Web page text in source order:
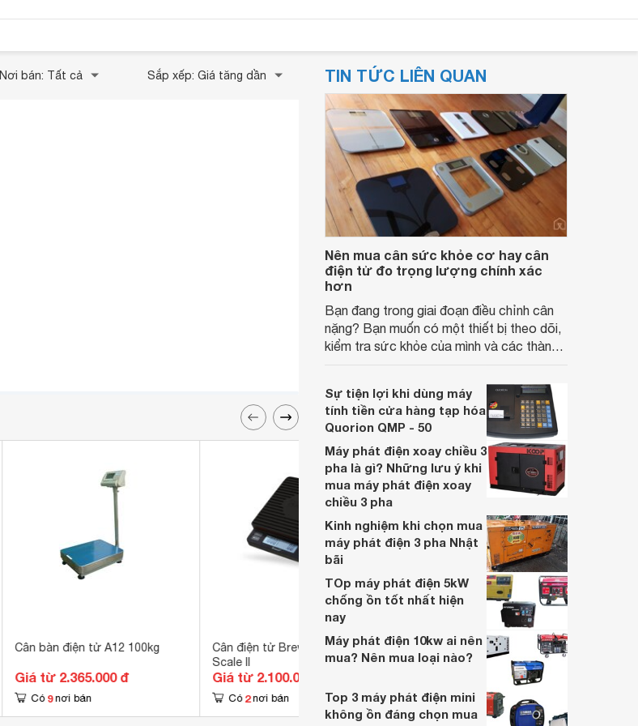
Nơi bán: Tất cả Sắp xếp: Giá tăng dần
Cân bàn điện tử A12 100kg
Giá từ 2.365.000 đ
Có 9 nơi bán
Cân điện tử Brewista Smart
Scale II
Giá từ 2.100.000 đ
Có 2 nơi bán
Cân điện tử Jadever JWI-
700W/200
Giá từ 2.900.000 đ
Có 12 nơi bán
TIN TỨC LIÊN QUAN
Nên mua cân sức khỏe cơ hay cân
điện tử đo trọng lượng chính xác
hơn
Bạn đang trong giai đoạn điều chỉnh cân
nặng? Bạn muốn có một thiết bị theo dõi,
kiểm tra sức khỏe của mình và các thành
khoăn nên mua cân sức khỏe cơ hay điện
tử? Cùng Websosanh tìm hiểu về vấn đề
này trong bài viết dưới đây nhé.
Sự tiện lợi khi dùng máy
tính tiền cửa hàng tạp hóa
Quorion QMP - 50
Máy phát điện xoay chiều 3
pha là gì? Những lưu ý khi
mua máy phát điện xoay
chiều 3 pha
Kinh nghiệm khi chọn mua
máy phát điện 3 pha Nhật
bãi
TOp máy phát điện 5kW
chống ồn tốt nhất hiện
nay
Máy phát điện 10kw ai nên
mua? Nên mua loại nào?
Top 3 máy phát điện mini
không ồn đáng chọn mua